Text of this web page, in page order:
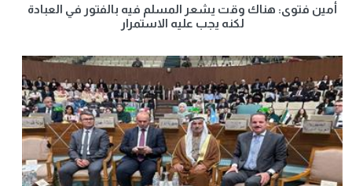
أمين فتوى: هناك وقت يشعر المسلم فيه بالفتور في العبادة
لكنه يجب عليه الاستمرار